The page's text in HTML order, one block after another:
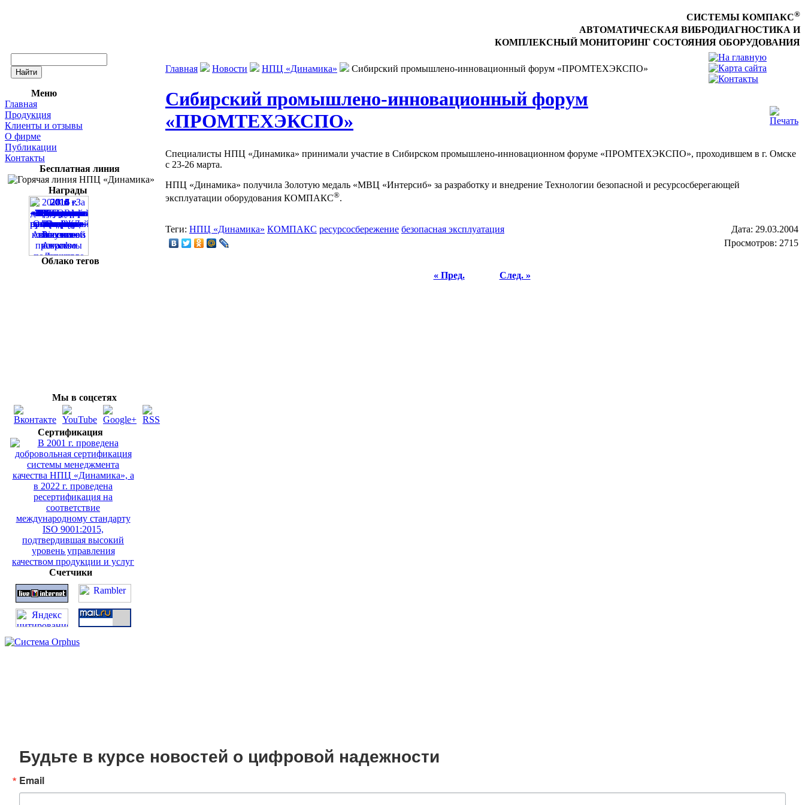
СИСТЕМЫ КОМПАКС®
АВТОМАТИЧЕСКАЯ ВИБРОДИАГНОСТИКА И
КОМПЛЕКСНЫЙ МОНИТОРИНГ СОСТОЯНИЯ ОБОРУДОВАНИЯ
Меню
Главная
Продукция
Клиенты и отзывы
О фирме
Публикации
Контакты
Бесплатная линия
Награды
Облако тегов
Мы в соцсетях
Сертификация
Счетчики
Главная Новости НПЦ «Динамика» Сибирский промышлено-инновационный форум «ПРОМТЕХЭКСПО»
Сибирский промышлено-инновационный форум
«ПРОМТЕХЭКСПО»
Специалисты НПЦ «Динамика» принимали участие в Сибирском промышлено-инновационном форуме «ПРОМТЕХЭКСПО», проходившем в г. Омске
с 23-26 марта.
НПЦ «Динамика» получила Золотую медаль «МВЦ «Интерсиб» за разработку и внедрение Технологии безопасной и ресурсосберегающей
эксплуатации оборудования КОМПАКС®.
Теги: НПЦ «Динамика» КОМПАКС ресурсосбережение безопасная эксплуатация Дата: 29.03.2004
Просмотров: 2715
« Пред. След. »
Будьте в курсе новостей о цифровой надежности
Email